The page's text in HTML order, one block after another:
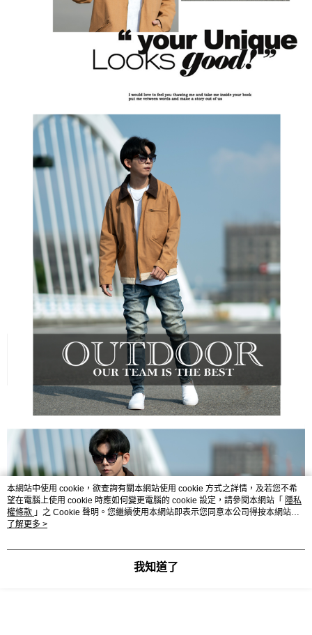
本網站中使用 cookie，欲查詢有關本網站使用 cookie 方式之詳情，及若您不希
望在電腦上使用 cookie 時應如何變更電腦的 cookie 設定，請參閱本網站「 隱私
權條款 」之 Cookie 聲明。您繼續使用本網站即表示您同意本公司得按本網站使
用條款之 Cookie 聲明使用 cookie。
了解更多 >
我知道了